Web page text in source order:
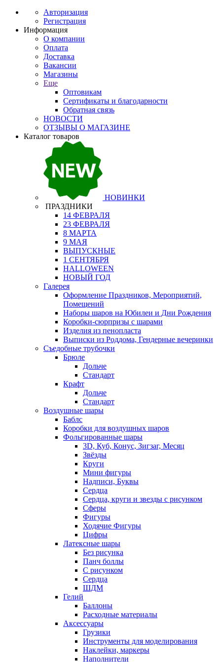
Авторизация
Регистрация
Информация
О компании
Оплата
Доставка
Вакансии
Магазины
Еще
Оптовикам
Сертификаты и благодарности
Обратная связь
НОВОСТИ
ОТЗЫВЫ О МАГАЗИНЕ
Каталог товаров
НОВИНКИ
ПРАЗДНИКИ
14 ФЕВРАЛЯ
23 ФЕВРАЛЯ
8 МАРТА
9 МАЯ
ВЫПУСКНЫЕ
1 СЕНТЯБРЯ
HALLOWEEN
НОВЫЙ ГОД
Галерея
Оформление Праздников, Мероприятий,
Помещений
Наборы шаров на Юбилеи и Дни Рождения
Коробки-сюрпризы с шарами
Изделия из пенопласта
Выписки из Роддома, Гендерные вечеринки
Съедобные трубочки
Брюле
Дольче
Стандарт
Крафт
Дольче
Стандарт
Воздушные шары
Баблс
Коробки для воздушных шаров
Фольгированные шары
3D, Куб, Конус, Зигзаг, Месяц
Звёзды
Круги
Мини фигуры
Надписи, Буквы
Сердца
Сердца, круги и звезды с рисунком
Сферы
Фигуры
Ходячие Фигуры
Цифры
Латексные шары
Без рисунка
Панч боллы
С рисунком
Сердца
ШДМ
Гелий
Баллоны
Расходные материалы
Аксессуары
Грузики
Инструменты для моделирования
Наклейки, маркеры
Наполнители